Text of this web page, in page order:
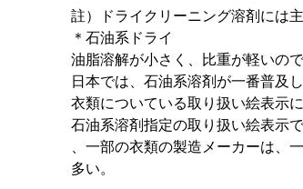
註）ドライクリーニング溶剤には
＊石油系ドライ
油脂溶解が小さく、比重が軽いの
日本では、石油系溶剤が一番普及し
衣類についている取り扱い絵表示
石油系溶剤指定の取り扱い絵表示
、一部の衣類の製造メーカーは、
多い。